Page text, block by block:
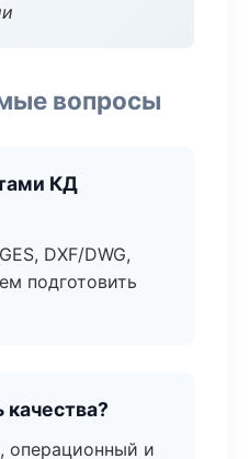
вопросы
КД
DXF/DWG,
подготовить
качества?
операционный и